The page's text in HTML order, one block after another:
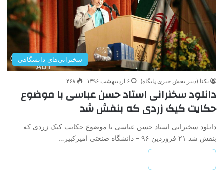
سخنرانی‌های دانشگاهی
یکتا (دبیر بخش خبری پایگاه) ۶ اردیبهشت ۱۳۹۶ ۴۶۸
دانلود سخنرانی استاد حسن عباسی با موضوع
حکایت کیک زردی که بنفش شد
دانلود سخنرانی استاد حسن عباسی با موضوع حکایت کیک زردی که
بنفش شد ۲۱ فروردین ۹۶ – دانشگاه صنعتی امیرکبیر…